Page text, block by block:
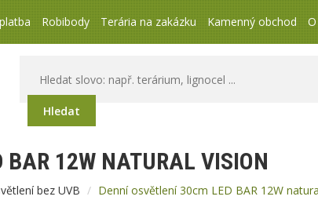
Robibody Terária na zakázku Kamenný obchod
Hledat
12W NATURAL VISION
bez UVB Denní osvětlení 30cm LED BAR 12W